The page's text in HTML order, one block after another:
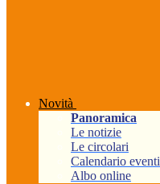
Novità
Panoramica
Le notizie
Le circolari
Calendario eventi
Albo online